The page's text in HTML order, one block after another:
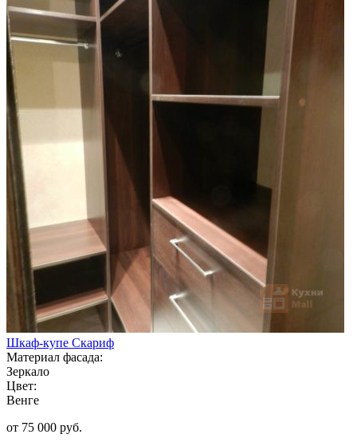
Шкаф-купе Скариф
Материал фасада:
Зеркало
Цвет:
Венге
от 75 000 руб.